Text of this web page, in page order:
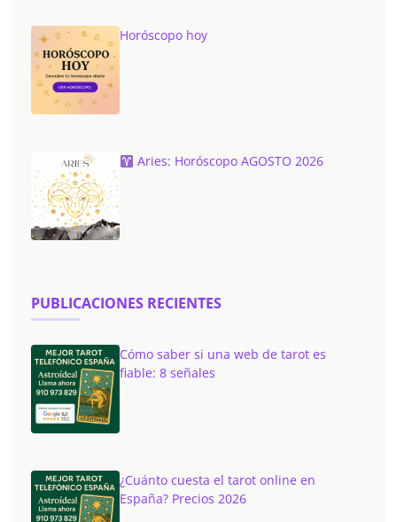
Horóscopo hoy
Aries: Horóscopo AGOSTO 2026
PUBLICACIONES RECIENTES
Cómo saber si una web de tarot es
fiable: 8 señales
¿Cuánto cuesta el tarot online en
España? Precios 2026